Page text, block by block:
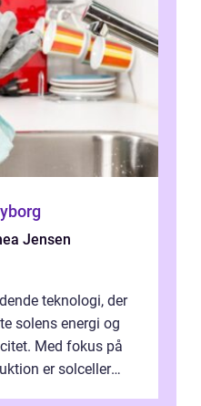
Jensen
teknologi, der
solens energi og
Med fokus på
er solceller